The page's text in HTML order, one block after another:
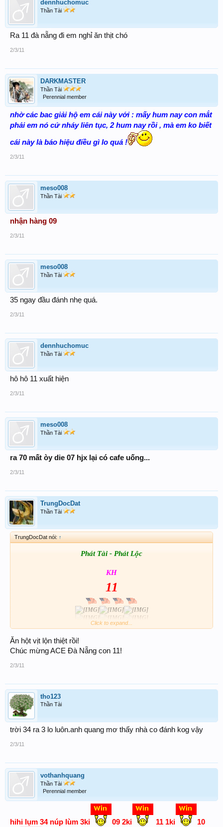
dennhuchomuc
Thần Tài
Ra 11 đà nẵng đi em nghỉ ăn thịt chó
2/3/11
DARKMASTER
Thần Tài
Perennial member
nhờ các bac giải hộ em cái này với : mấy hum nay con mắt
phải em nó cứ nháy liên tục, 2 hum nay rồi , mà em ko biết
cái này là báo hiệu điều gì lo quá !
2/3/11
meso008
Thần Tài
nhận hàng 09
2/3/11
meso008
Thần Tài
35 ngay đầu đánh nhẹ quá.
2/3/11
dennhuchomuc
Thần Tài
hô hô 11 xuất hiện
2/3/11
meso008
Thần Tài
ra 70 mất òy die 07 hjx lại có cafe uống...
2/3/11
TrungDocDat
Thần Tài
TrungDocDat nói: ↑
Phát Tài - Phát Lộc
KH
11
Chúc cả Forum
Click to expand...
Ăn hột vịt lộn thiệt rồi!
Chúc mừng ACE Đà Nẵng con 11!
2/3/11
tho123
Thần Tài
trời 34 ra 3 lo luôn.anh quang mơ thấy nhà co đánh kog vậy
2/3/11
vothanhquang
Thần Tài
Perennial member
hihi lụm 34 núp lùm 3ki 09 2ki 11 1ki 10